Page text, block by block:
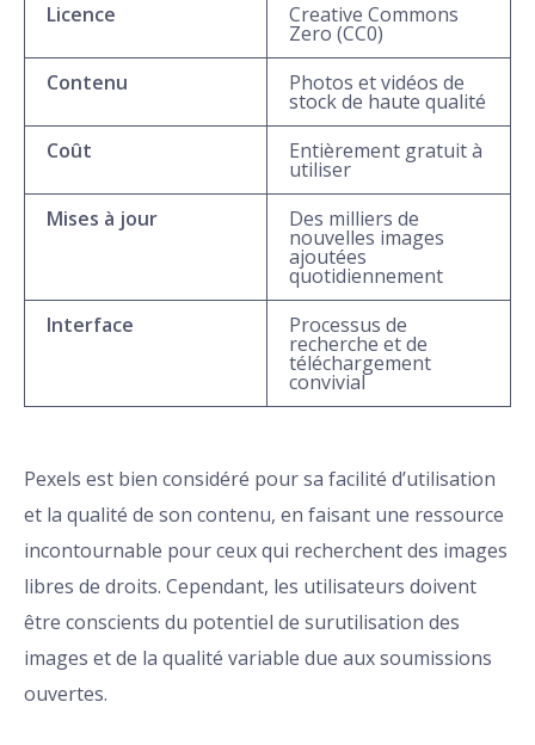
Licence
Creative Commons
Zero (CC0)
Contenu
Photos et vidéos de
stock de haute qualité
Coût
Entièrement gratuit à
utiliser
Mises à jour
Des milliers de
nouvelles images
ajoutées
quotidiennement
Interface
Processus de
recherche et de
téléchargement
convivial
Pexels est bien considéré pour sa facilité d’utilisation
et la qualité de son contenu, en faisant une ressource
incontournable pour ceux qui recherchent des images
libres de droits. Cependant, les utilisateurs doivent
être conscients du potentiel de surutilisation des
images et de la qualité variable due aux soumissions
ouvertes.